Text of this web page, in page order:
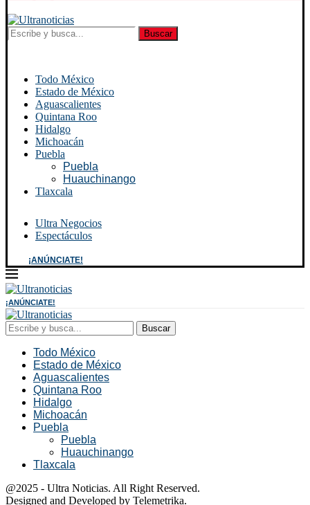
Buscar
Todo México
Estado de México
Aguascalientes
Quintana Roo
Hidalgo
Michoacán
Puebla
Puebla
Huauchinango
Tlaxcala
Ultra Negocios
Espectáculos
¡ANÚNCIATE!
¡ANÚNCIATE!
Buscar
Todo México
Estado de México
Aguascalientes
Quintana Roo
Hidalgo
Michoacán
Puebla
Puebla
Huauchinango
Tlaxcala
@2025 - Ultra Noticias. All Right Reserved.
Designed and Developed by Telemetrika.